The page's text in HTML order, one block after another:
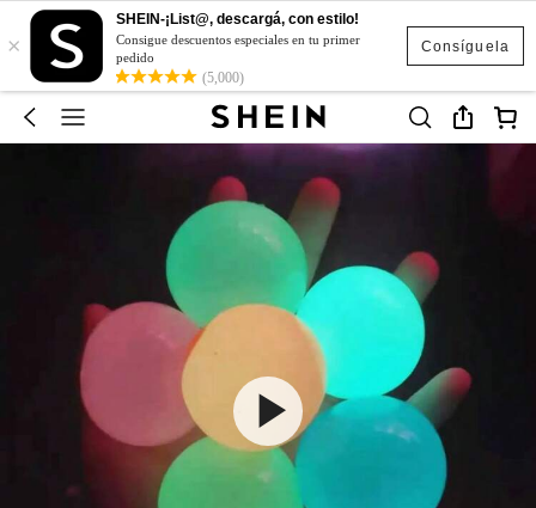
Consíguela
×
SHEIN-¡List@, descargá, con estilo!
Consigue descuentos especiales en tu primer
pedido
(5,000)